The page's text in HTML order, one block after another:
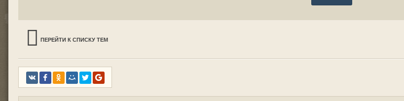
ПЕРЕЙТИ К СПИСКУ ТЕМ